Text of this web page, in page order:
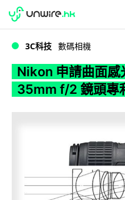
WWDC 2026
3C科技 數碼相機
Nikon 申請曲面感
35mm f/2 鏡頭專